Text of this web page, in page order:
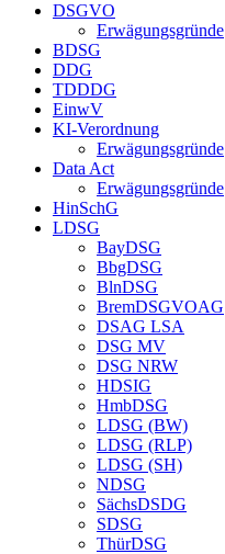
DSGVO
Erwägungsgründe
BDSG
DDG
TDDDG
EinwV
KI-Verordnung
Erwägungsgründe
Data Act
Erwägungsgründe
HinSchG
LDSG
BayDSG
BbgDSG
BlnDSG
BremDSGVOAG
DSAG LSA
DSG MV
DSG NRW
HDSIG
HmbDSG
LDSG (BW)
LDSG (RLP)
LDSG (SH)
NDSG
SächsDSDG
SDSG
ThürDSG